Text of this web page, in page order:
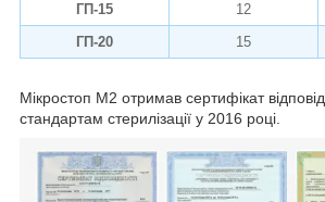
ГП-15
12
ГП-20
15
Мікростоп М2 отримав сертифікат
стандартам стерилізації у 2016 році.